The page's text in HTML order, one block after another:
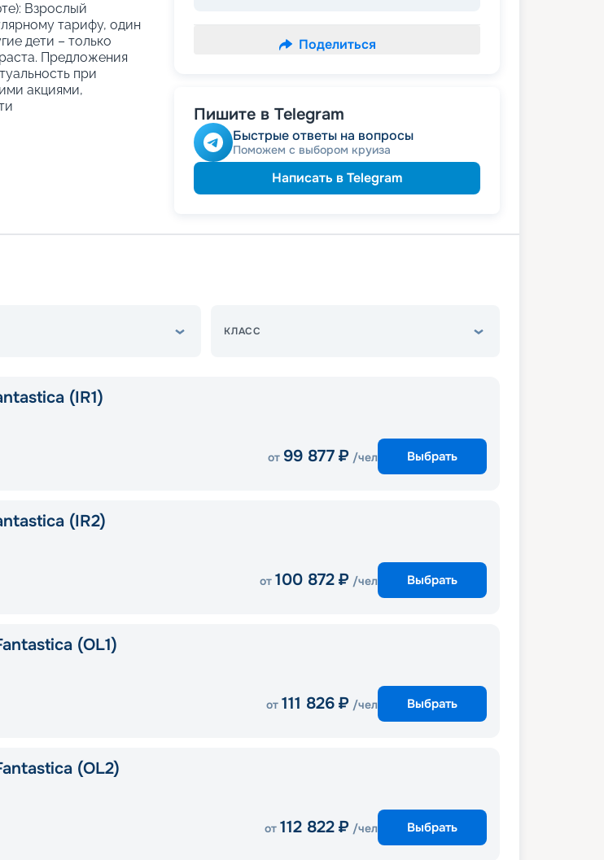
Взрослый
тарифу, один
дети – только
Предложения
при
акциями,
Поделиться
Пишите в Telegram
Быстрые ответы на вопросы
Поможем с выбором круиза
Написать в Telegram
КЛАСС
(IR1)
от 99 877 ₽ /чел Выбрать
(IR2)
от 100 872 ₽ /чел Выбрать
(OL1)
от 111 826 ₽ /чел Выбрать
(OL2)
от 112 822 ₽ /чел Выбрать